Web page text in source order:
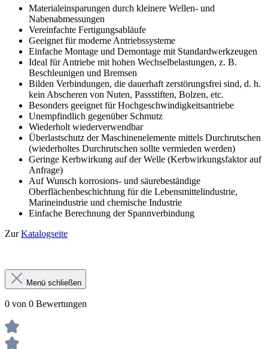
Materialeinsparungen durch kleinere Wellen- und
Nabenabmessungen
Vereinfachte Fertigungsabläufe
Geeignet für moderne Antriebssysteme
Einfache Montage und Demontage mit Standardwerkzeugen
Ideal für Antriebe mit hohen Wechselbelastungen, z. B.
Beschleunigen und Bremsen
Bilden Verbindungen, die dauerhaft zerstörungsfrei sind, d. h.
kein Abscheren von Nuten, Passstiften, Bolzen, etc.
Besonders geeignet für Hochgeschwindigkeitsantriebe
Unempfindlich gegenüber Schmutz
Wiederholt wiederverwendbar
Überlastschutz der Maschinenelemente mittels Durchrutschen
(wiederholtes Durchrutschen sollte vermieden werden)
Geringe Kerbwirkung auf der Welle (Kerbwirkungsfaktor auf
Anfrage)
Auf Wunsch korrosions- und säurebeständige
Oberflächenbeschichtung für die Lebensmittelindustrie,
Marineindustrie und chemische Industrie
Einfache Berechnung der Spannverbindung
ZurKatalogseite
Menü schließen
0 von 0 Bewertungen